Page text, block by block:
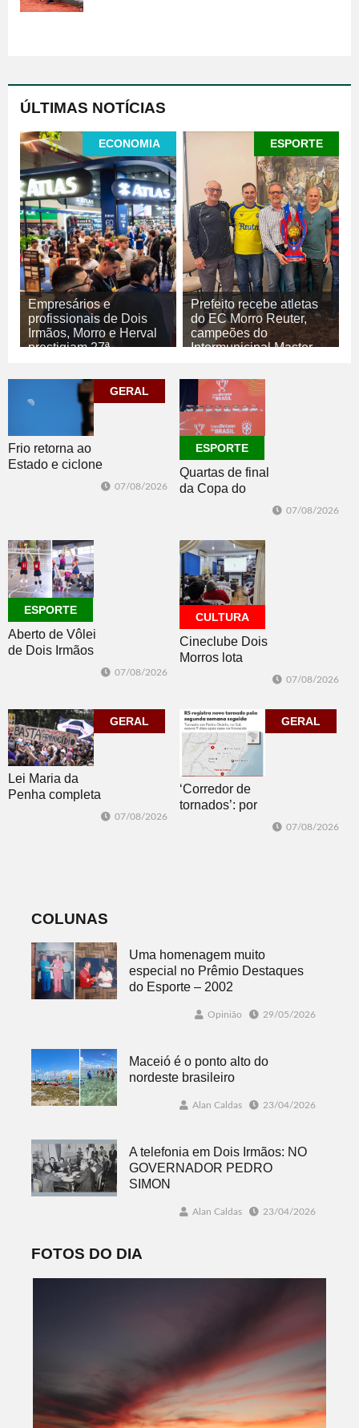
ÚLTIMAS NOTÍCIAS
ECONOMIA
Empresários e
profissionais de Dois
Irmãos, Morro e Herval
prestigiam 27ª
07/08/2026
ECONOMIA
ESPORTE
Prefeito recebe atletas
do EC Morro Reuter,
campeões do
Intermunicipal Master
07/08/2026
ESPORTE
GERAL
Frio retorna ao
Estado e ciclone
07/08/2026
ESPORTE
Quartas de final
da Copa do
Brasil 2026: veja
do sorteio
07/08/2026
ESPORTE
Aberto de Vôlei
de Dois Irmãos
jogos
07/08/2026
CULTURA
Cineclube Dois
Morros lota
corpo que cai”
07/08/2026
GERAL
Lei Maria da
Penha completa
07/08/2026
GERAL
‘Corredor de
tornados’: por
07/08/2026
COLUNAS
Uma homenagem muito
especial no Prêmio Destaques
do Esporte – 2002
Opinião 29/05/2026
Maceió é o ponto alto do
nordeste brasileiro
Alan Caldas 23/04/2026
A telefonia em Dois Irmãos: NO
GOVERNADOR PEDRO
SIMON
Alan Caldas 23/04/2026
FOTOS DO DIA